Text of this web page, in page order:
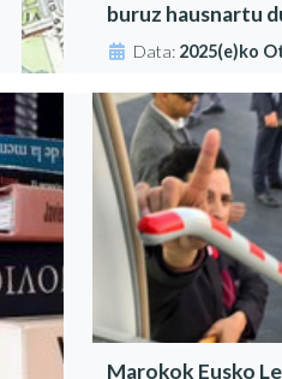
buruz hausnartu
Data: 2025(e)ko
Marokok Eusko